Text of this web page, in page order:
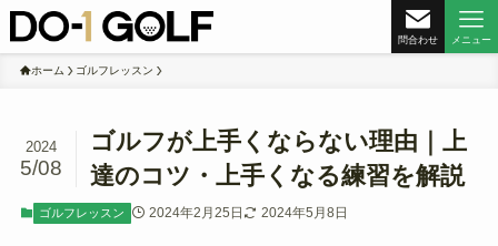
問合わせ メニュー
ホーム ゴルフレッスン
ゴルフが上手くならない理由｜上
達のコツ・上手くなる練習を解説
2024
5/08
ゴルフレッスン 2024年2月25日 2024年5月8日